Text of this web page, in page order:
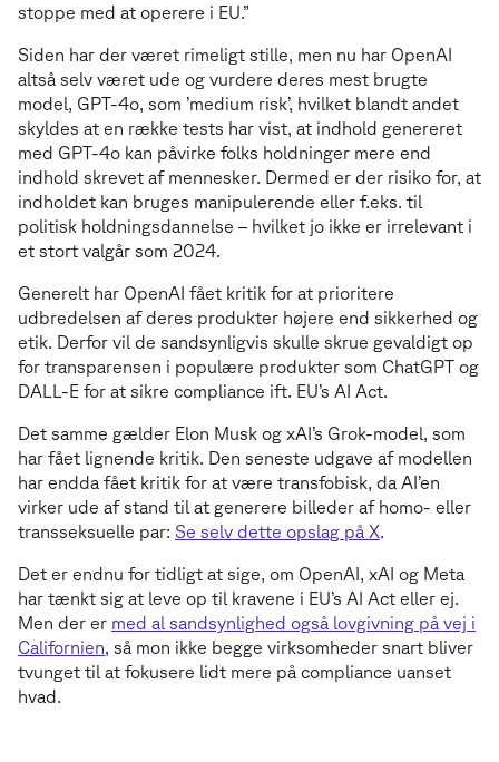
stoppe med at operere i EU.”
Siden har der været rimeligt stille, men nu har OpenAI
altså selv været ude og vurdere deres mest brugte
model, GPT-4o, som ’medium risk’, hvilket blandt andet
skyldes at en række tests har vist, at indhold genereret
med GPT-4o kan påvirke folks holdninger mere end
indhold skrevet af mennesker. Dermed er der risiko for, at
indholdet kan bruges manipulerende eller f.eks. til
politisk holdningsdannelse – hvilket jo ikke er irrelevant i
et stort valgår som 2024.
Generelt har OpenAI fået kritik for at prioritere
udbredelsen af deres produkter højere end sikkerhed og
etik. Derfor vil de sandsynligvis skulle skrue gevaldigt op
for transparensen i populære produkter som ChatGPT og
DALL-E for at sikre compliance ift. EU’s AI Act.
Det samme gælder Elon Musk og xAI’s Grok-model, som
har fået lignende kritik. Den seneste udgave af modellen
har endda fået kritik for at være transfobisk, da AI’en
virker ude af stand til at generere billeder af homo- eller
transseksuelle par: Se selv dette opslag på X
Det er endnu for tidligt at sige, om OpenAI, xAI og Meta
har tænkt sig at leve op til kravene i EU’s AI Act eller ej.
Men der er med al sandsynlighed også lovgivning på vej i
Californien , så mon ikke begge virksomheder snart bliver
tvunget til at fokusere lidt mere på compliance uanset
hvad.